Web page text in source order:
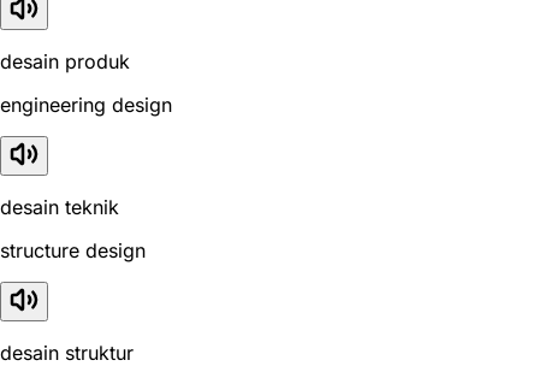
desain produk
engineering design
desain teknik
structure design
desain struktur